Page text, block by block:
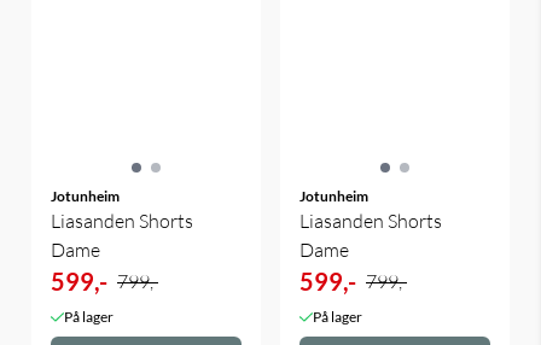
Jotunheim
Liasanden Shorts
Dame
599,- 799,-
På lager
Jotunheim
Liasanden Shorts
Dame
599,- 799,-
På lager